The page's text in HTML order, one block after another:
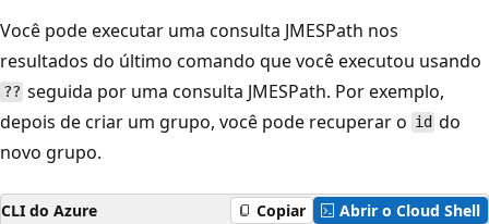
Você pode executar uma consulta JMESPath nos
resultados do último comando que você executou usando
?? seguida por uma consulta JMESPath. Por exemplo,
depois de criar um grupo, você pode recuperar o id do
novo grupo.
CLI do Azure Copiar Abrir o Cloud Shell